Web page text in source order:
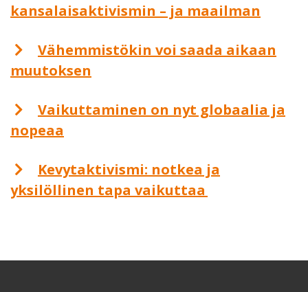
kansalaisaktivismin – ja maailman
Vähemmistökin voi saada aikaan
muutoksen
Vaikuttaminen on nyt globaalia ja
nopeaa
Kevytaktivismi: notkea ja
yksilöllinen tapa vaikuttaa